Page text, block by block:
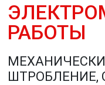
РАБОТЫ
ШТРОБЛЕНИЕ,